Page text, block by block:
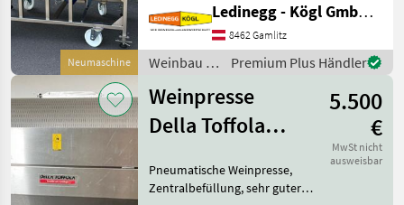
Neumaschine
Leistungsfähigkeit und
praxisgerechte Ausstattung.
Mit seiner flexiblen
Bauweise und der
Vibrationsaustr
Ledinegg - Kögl GmbH - Obst- und Weinbautechnik
8462 Gamlitz
Weinbau /
Premium Plus Händler
Weinpresse
Della Toffola
5.500
€
MwSt nicht
ausweisbar
Pneumatische Weinpresse,
Zentralbefüllung, sehr guter